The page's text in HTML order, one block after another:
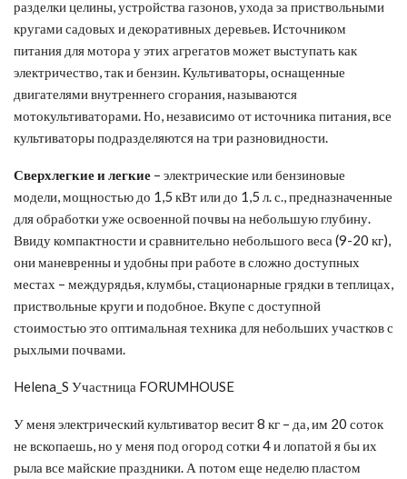
разделки целины, устройства газонов, ухода за приствольными
кругами садовых и декоративных деревьев. Источником
питания для мотора у этих агрегатов может выступать как
электричество, так и бензин. Культиваторы, оснащенные
двигателями внутреннего сгорания, называются
мотокультиваторами. Но, независимо от источника питания, все
культиваторы подразделяются на три разновидности.
Сверхлегкие и легкие – электрические или бензиновые
модели, мощностью до 1,5 кВт или до 1,5 л. с., предназначенные
для обработки уже освоенной почвы на небольшую глубину.
Ввиду компактности и сравнительно небольшого веса (9-20 кг),
они маневренны и удобны при работе в сложно доступных
местах – междурядья, клумбы, стационарные грядки в теплицах,
приствольные круги и подобное. Вкупе с доступной
стоимостью это оптимальная техника для небольших участков с
рыхлыми почвами.
Helena_S Участница FORUMHOUSE
У меня электрический культиватор весит 8 кг – да, им 20 соток
не вскопаешь, но у меня под огород сотки 4 и лопатой я бы их
рыла все майские праздники. А потом еще неделю пластом